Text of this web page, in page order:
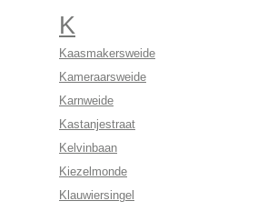
K
Kaasmakersweide
Kameraarsweide
Karnweide
Kastanjestraat
Kelvinbaan
Kiezelmonde
Klauwiersingel